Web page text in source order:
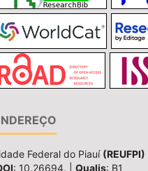
Federal do Piauí (REUFPI)
: 10.26694. | Qualis: B1